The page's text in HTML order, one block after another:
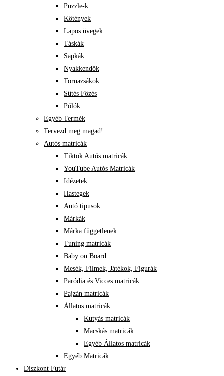
Puzzle-k
Kötények
Lapos üvegek
Táskák
Sapkák
Nyakkendők
Tornazsákok
Sütés Főzés
Pólók
Egyéb Termék
Tervezd meg magad!
Autós matricák
Tiktok Autós matricák
YouTube Autós Matricák
Idézetek
Hastegek
Autó tipusok
Márkák
Márka függetlenek
Tuning matricák
Baby on Board
Mesék, Filmek, Játékok, Figurák
Paródia és Vicces matricák
Pajzán matricák
Állatos matricák
Kutyás matricák
Macskás matricák
Egyéb Állatos matricák
Egyéb Matricák
Diszkont Futár